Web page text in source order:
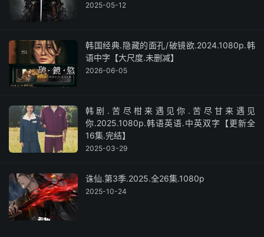
2025-05-12
韩国经典.隐藏的面孔/破镜欲.2024.1080p.韩
语中字【大尺度.未删减】
2026-06-05
韩剧.苦尽柑来遇见你.苦尽甘来遇见
你.2025.1080p.韩语英语.中英双字【更新全
16集.完结】
2025-03-29
诛仙.第3季.2025.全26集.1080p
2025-10-24